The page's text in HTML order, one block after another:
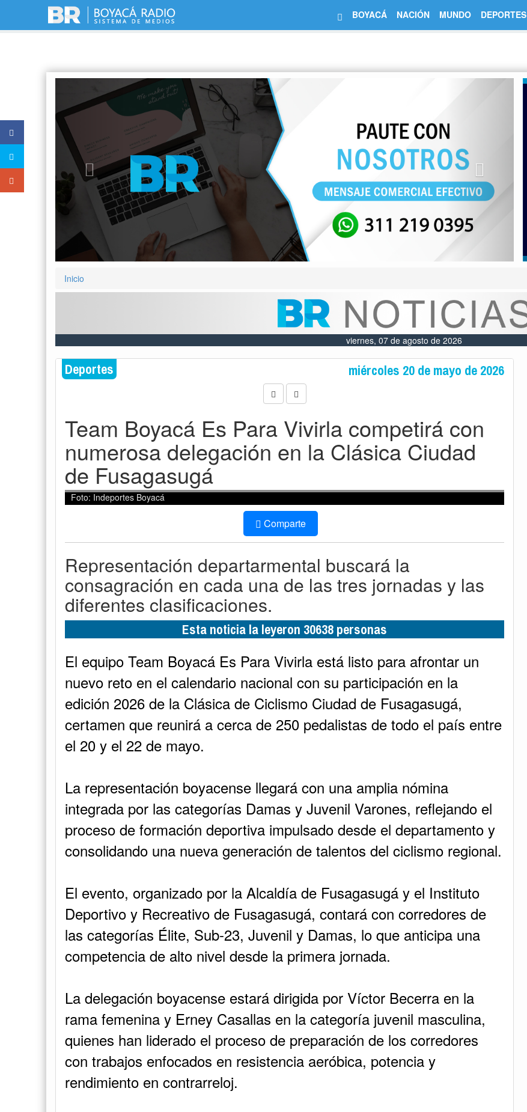
BOYACÁ NACIÓN MUNDO DEPORTES
Previous
Inicio
viernes, 07 de agosto de 2026
Deportes miércoles 20 de mayo de 2026
Team Boyacá Es Para Vivirla competirá con
numerosa delegación en la Clásica Ciudad
de Fusagasugá
Foto: Indeportes Boyacá
Comparte
Representación departarmental buscará la
consagración en cada una de las tres jornadas y las
diferentes clasificaciones.
Esta noticia la leyeron 30638 personas
El equipo Team Boyacá Es Para Vivirla está listo para afrontar un
nuevo reto en el calendario nacional con su participación en la
edición 2026 de la Clásica de Ciclismo Ciudad de Fusagasugá,
certamen que reunirá a cerca de 250 pedalistas de todo el país entre
el 20 y el 22 de mayo.
La representación boyacense llegará con una amplia nómina
integrada por las categorías Damas y Juvenil Varones, reflejando el
proceso de formación deportiva impulsado desde el departamento y
consolidando una nueva generación de talentos del ciclismo regional.
El evento, organizado por la Alcaldía de Fusagasugá y el Instituto
Deportivo y Recreativo de Fusagasugá, contará con corredores de
las categorías Élite, Sub-23, Juvenil y Damas, lo que anticipa una
competencia de alto nivel desde la primera jornada.
La delegación boyacense estará dirigida por Víctor Becerra en la
rama femenina y Erney Casallas en la categoría juvenil masculina,
quienes han liderado el proceso de preparación de los corredores
con trabajos enfocados en resistencia aeróbica, potencia y
rendimiento en contrarreloj.